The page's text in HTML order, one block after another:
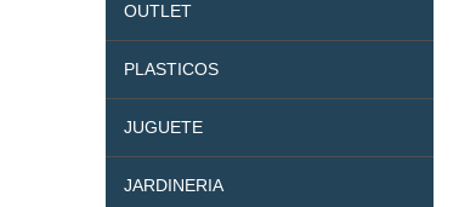
OUTLET
PLASTICOS
JUGUETE
JARDINERIA